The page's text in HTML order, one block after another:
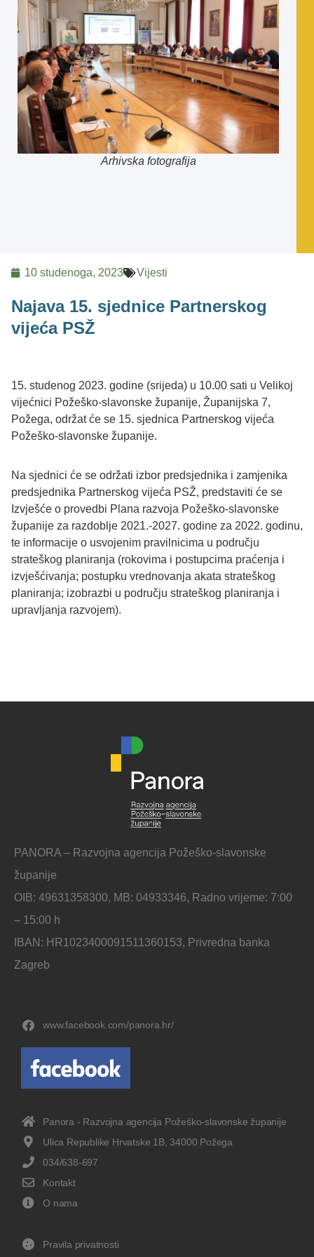
Arhivska fotografija
10 studenoga, 2023 Vijesti
Najava 15. sjednice Partnerskog
vijeća PSŽ
15. studenog 2023. godine (srijeda) u 10.00 sati u Velikoj
vijećnici Požeško-slavonske županije, Županijska 7,
Požega, održat će se 15. sjednica Partnerskog vijeća
Požeško-slavonske županije.
Na sjednici će se održati izbor predsjednika i zamjenika
predsjednika Partnerskog vijeća PSŽ, predstaviti će se
Izvješće o provedbi Plana razvoja Požeško-slavonske
županije za razdoblje 2021.-2027. godine za 2022. godinu,
te informacije o usvojenim pravilnicima u području
strateškog planiranja (rokovima i postupcima praćenja i
izvješćivanja; postupku vrednovanja akata strateškog
planiranja; izobrazbi u području strateškog planiranja i
upravljanja razvojem).
PANORA – Razvojna agencija Požeško-slavonske
županije
OIB: 49631358300, MB: 04933346, Radno vrijeme: 7:00
– 15:00 h
IBAN: HR1023400091511360153, Privredna banka
Zagreb
www.facebook.com/panora.hr/
Panora - Razvojna agencija Požeško-slavonske županije
Ulica Republike Hrvatske 1B, 34000 Požega
034/638-697
Kontakt
O nama
Pravila privatnosti